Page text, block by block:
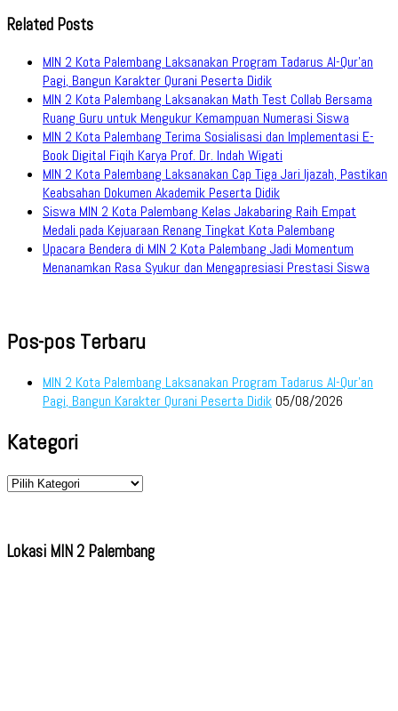
Related Posts
MIN 2 Kota Palembang Laksanakan Program Tadarus Al-Qur’an
Pagi, Bangun Karakter Qurani Peserta Didik
MIN 2 Kota Palembang Laksanakan Math Test Collab Bersama
Ruang Guru untuk Mengukur Kemampuan Numerasi Siswa
MIN 2 Kota Palembang Terima Sosialisasi dan Implementasi E-
Book Digital Fiqih Karya Prof. Dr. Indah Wigati
MIN 2 Kota Palembang Laksanakan Cap Tiga Jari Ijazah, Pastikan
Keabsahan Dokumen Akademik Peserta Didik
Siswa MIN 2 Kota Palembang Kelas Jakabaring Raih Empat
Medali pada Kejuaraan Renang Tingkat Kota Palembang
Upacara Bendera di MIN 2 Kota Palembang Jadi Momentum
Menanamkan Rasa Syukur dan Mengapresiasi Prestasi Siswa
Pos-pos Terbaru
MIN 2 Kota Palembang Laksanakan Program Tadarus Al-Qur’an
Pagi, Bangun Karakter Qurani Peserta Didik 05/08/2026
Kategori
Kategori
Lokasi MIN 2 Palembang